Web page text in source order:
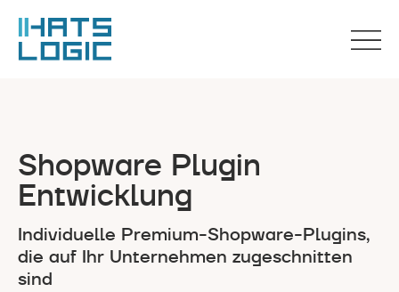
Shopware Plugin
Entwicklung
Individuelle Premium-Shopware-Plugins,
die auf Ihr Unternehmen zugeschnitten
sind